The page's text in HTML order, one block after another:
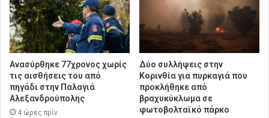
Ανασύρθηκε 77χρονος χωρίς
τις αισθήσεις του από
πηγάδι στην Παλαγιά
Αλεξανδρούπολης
4 ώρες πρίν
Δύο συλλήψεις στην
Κορινθία για πυρκαγιά που
προκλήθηκε από
βραχυκύκλωμα σε
φωτοβολταϊκό πάρκο